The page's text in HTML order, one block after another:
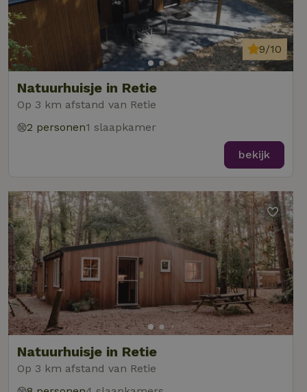
Natuurhuisje in Retie
Op 3 km afstand van Retie
9/10
2 personen1 slaapkamer
bekijk
Natuurhuisje in Retie
Op 3 km afstand van Retie